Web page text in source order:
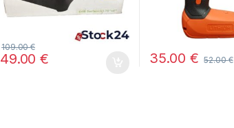
49.00€
109.00€
35.00 € 52.00€